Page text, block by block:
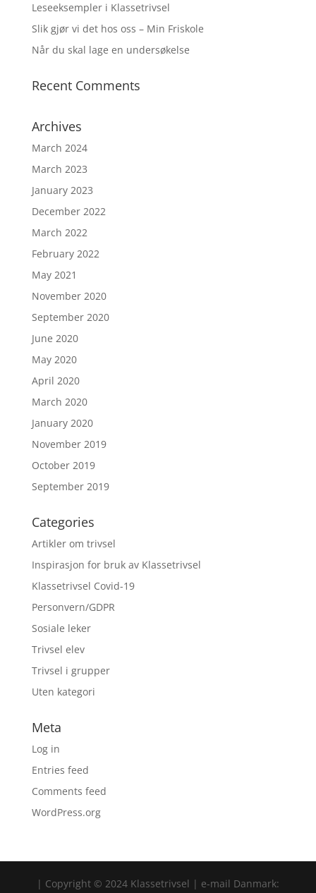
Leseeksempler i Klassetrivsel
Slik gjør vi det hos oss – Min Friskole
Når du skal lage en undersøkelse
Recent Comments
Archives
March 2024
March 2023
January 2023
December 2022
March 2022
February 2022
May 2021
November 2020
September 2020
June 2020
May 2020
April 2020
March 2020
January 2020
November 2019
October 2019
September 2019
Categories
Artikler om trivsel
Inspirasjon for bruk av Klassetrivsel
Klassetrivsel Covid-19
Personvern/GDPR
Sosiale leker
Trivsel elev
Trivsel i grupper
Uten kategori
Meta
Log in
Entries feed
Comments feed
WordPress.org
| Copyright © 2024 Klassetrivsel | e-mail Danmark: